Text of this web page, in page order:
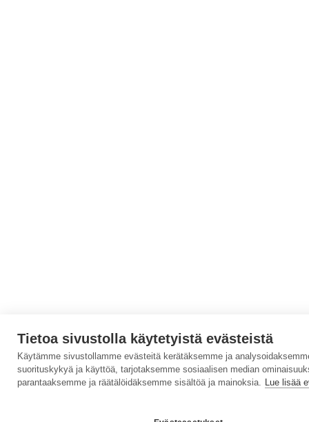
Tietoa sivustolla käytetyistä evästeistä
Käytämme sivustollamme evästeitä kerätäksemme ja
suorituskykyä ja käyttöä, tarjotaksemme sosiaalisen median
parantaaksemme ja räätälöidäksemme sisältöä ja mainoksia. Lue lisää